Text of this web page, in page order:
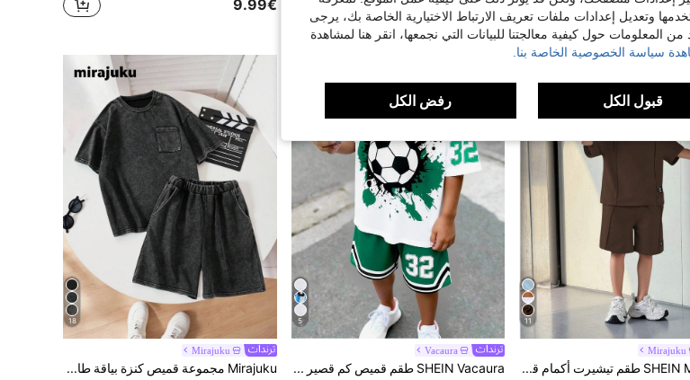
12.86€
9.99€
11
Mirajuku
SHEIN Mirajuku طقم تيشيرت أكمام قصيرة وشورت أساسي بلون سادة مفكك، مناسب للارتداء اليومي والرياضي للفتيان المراهقين
5
Vacaura
SHEIN Vacaura طقم قميص كم قصير وشورت بطباعة كرة السلة للأولاد، لون كتلة، طقم رياضي شارع نشط للارتداء اليومي والأنشطة الترفيهية
18
Mirajuku
Mirajuku مجموعة قميص كنزة بياقة طاقم وشورت بطبعة ثلج للأولاد، قماش مريح، تصميم عصري، وصول جديد للربيع/الصيف، مناسب لعدة مواسم ومناسبات، قطعتان
وتعديل إعدادات ملفات تعريف الارتباط الاختيارية الخاصة بك، يرجى
المعلومات حول كيفية معالجتنا للبيانات التي نجمعها، انقر هنا لمشاهدة
سياسة الخصوصية الخاصة بنا.
قبول الكل رفض الكل